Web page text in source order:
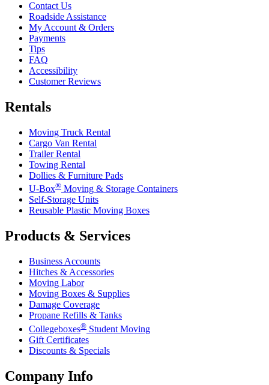
Contact Us
Roadside Assistance
My Account & Orders
Payments
Tips
FAQ
Accessibility
Customer Reviews
Rentals
Moving Truck Rental
Cargo Van Rental
Trailer Rental
Towing Rental
Dollies & Furniture Pads
U-Box® Moving & Storage Containers
Self-Storage Units
Reusable Plastic Moving Boxes
Products & Services
Business Accounts
Hitches & Accessories
Moving Labor
Moving Boxes & Supplies
Damage Coverage
Propane Refills & Tanks
Collegeboxes® Student Moving
Gift Certificates
Discounts & Specials
Company Info